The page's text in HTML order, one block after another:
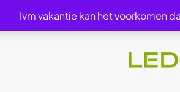
Ivm vakantie kan het voorkomen